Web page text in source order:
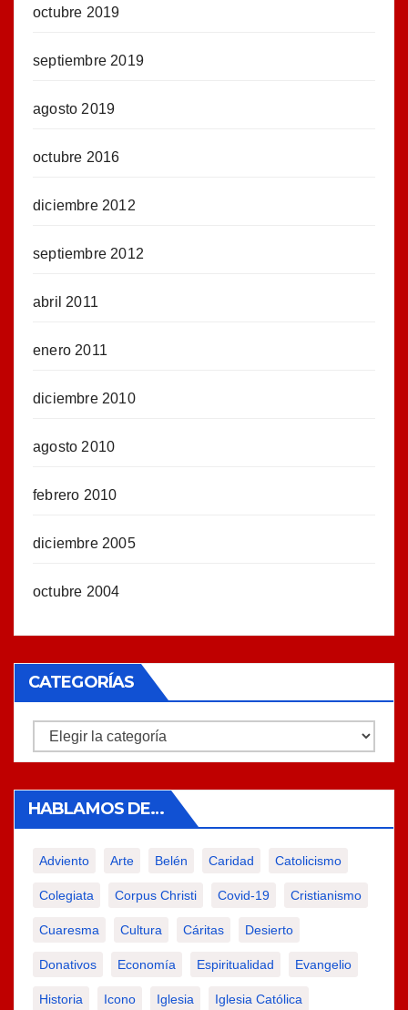
octubre 2019
septiembre 2019
agosto 2019
octubre 2016
diciembre 2012
septiembre 2012
abril 2011
enero 2011
diciembre 2010
agosto 2010
febrero 2010
diciembre 2005
octubre 2004
CATEGORÍAS
Categorías
HABLAMOS DE…
Adviento Arte Belén Caridad Catolicismo
Colegiata Corpus Christi Covid-19 Cristianismo
Cuaresma Cultura Cáritas Desierto
Donativos Economía Espiritualidad Evangelio
Historia Icono Iglesia Iglesia Católica